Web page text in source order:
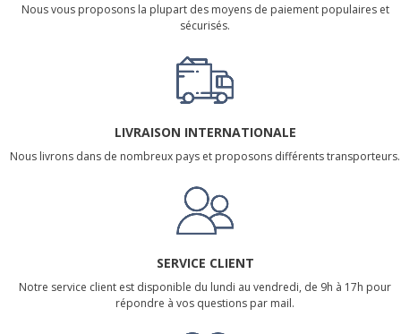
Nous vous proposons la plupart des moyens de paiement populaires et
sécurisés.
LIVRAISON INTERNATIONALE
Nous livrons dans de nombreux pays et proposons différents transporteurs.
SERVICE CLIENT
Notre service client est disponible du lundi au vendredi, de 9h à 17h pour
répondre à vos questions par mail.